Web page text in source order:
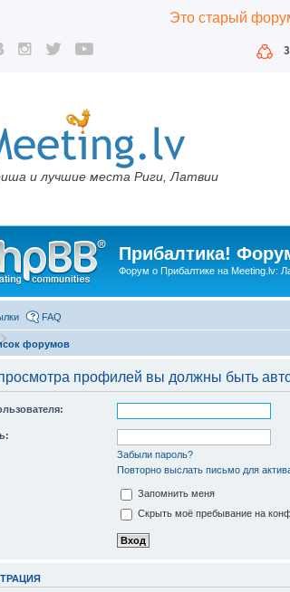
Это старый
и лучшие места Риги, Латвии
Прибалтика!
Форум о Прибалтике на Meeting.lv:
FAQ
форумов
профилей вы должны быть
Забыли пароль?
Повторно выслать письмо для
Запомнить меня
Скрыть моё пребывание на